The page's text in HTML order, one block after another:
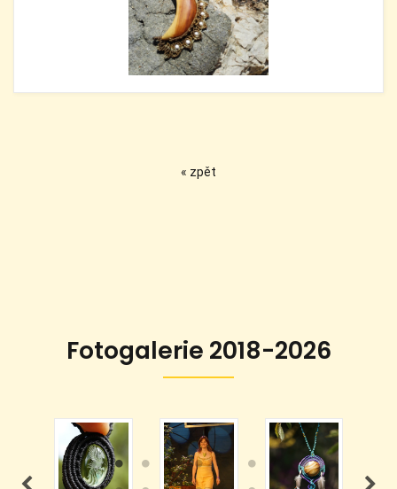
« zpět
Fotogalerie 2018-2026